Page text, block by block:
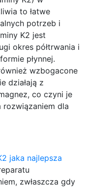
to łatwe
potrzeb i
K2 jest
okres półtrwania i
płynnej.
wzbogacone
działają z
co czyni je
rozwiązaniem dla
jaka najlepsza
zwłaszcza gdy